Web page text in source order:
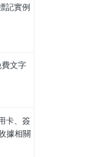
記實例
費文字
卡、簽
據相關